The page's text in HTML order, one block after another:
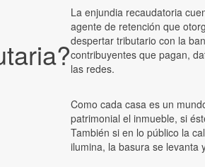
La enjundia recaudatoria
agente de retención que
despertar tributario con la
contribuyentes que pagan,
las redes.
Como cada casa es un
patrimonial el inmueble, si
También si en lo público la
ilumina, la basura se levanta